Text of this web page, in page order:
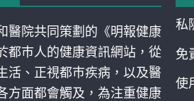
醫院共同策劃的《明報健康
都巿人的健康資訊網站，從
活、正視都巿疾病，以及醫
方面都會觸及，為注重健康
私
免
使